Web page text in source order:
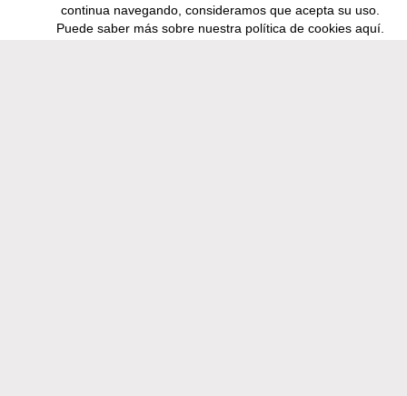
VACACIONEScontinua navegando, consideramos que acepta su uso.
Puede saber más sobre nuestra política de cookiesaquí